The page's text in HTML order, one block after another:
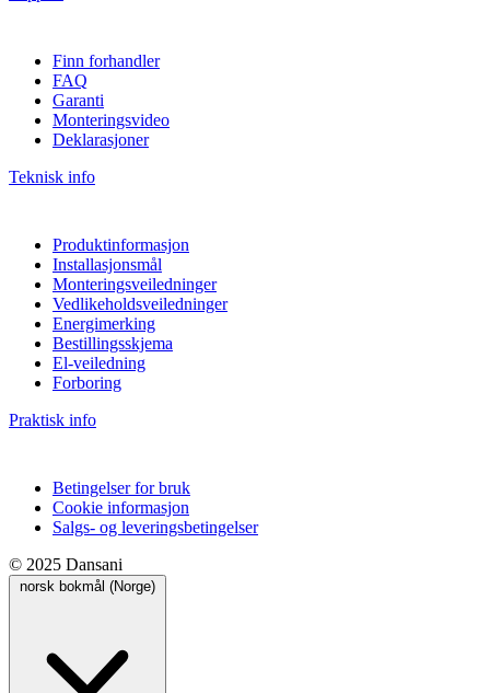
Finn forhandler
FAQ
Garanti
Monteringsvideo
Deklarasjoner
Teknisk info
Produktinformasjon
Installasjonsmål
Monteringsveiledninger
Vedlikeholdsveiledninger
Energimerking
Bestillingsskjema
El-veiledning
Forboring
Praktisk info
Betingelser for bruk
Cookie informasjon
Salgs- og leveringsbetingelser
© 2025 Dansani
norsk bokmål (Norge)